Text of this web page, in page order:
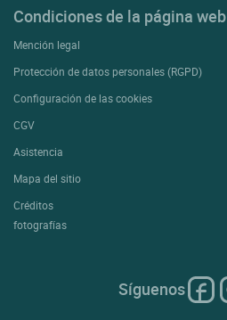
Condiciones de la página web
Mención legal
Protección de datos personales (RGPD)
Configuración de las cookies
CGV
Asistencia
Mapa del sitio
Créditos
fotografías
Síguenos